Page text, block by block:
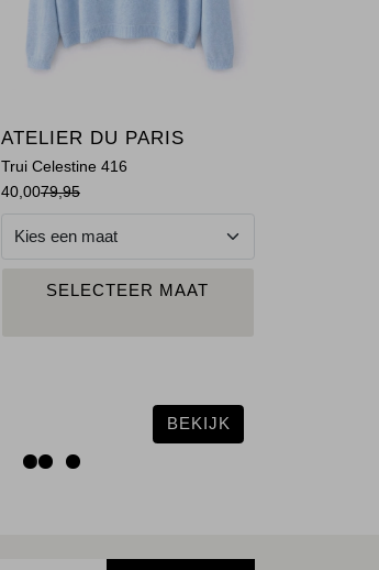
ATELIER DU PARIS
Trui Celestine 416
40,0079,95
PLAATS IN
SELECTEER MAAT
BEKIJK